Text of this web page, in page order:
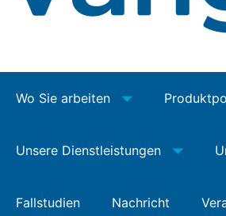
Wo Sie arbeiten
Unsere Dienstleistungen
Fallstudien Nachricht